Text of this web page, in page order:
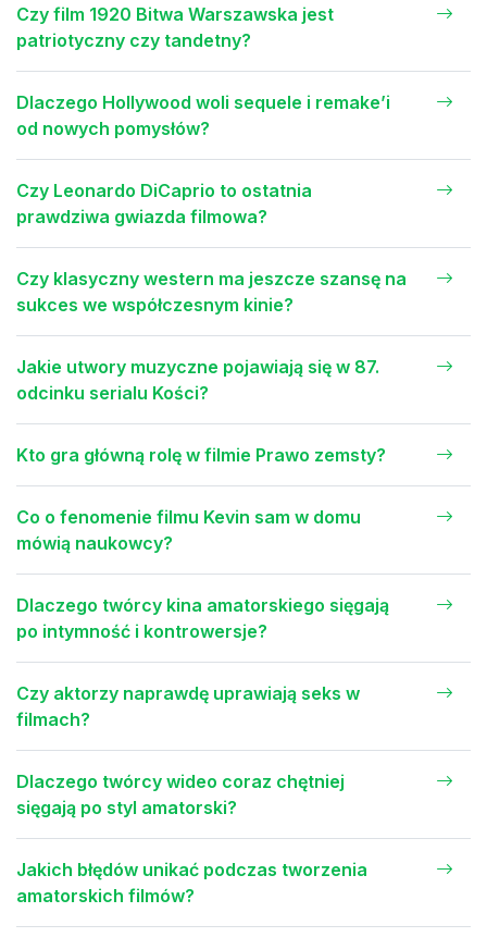
Czy film 1920 Bitwa Warszawska jest
patriotyczny czy tandetny?
Dlaczego Hollywood woli sequele i remake’i
od nowych pomysłów?
Czy Leonardo DiCaprio to ostatnia
prawdziwa gwiazda filmowa?
Czy klasyczny western ma jeszcze szansę na
sukces we współczesnym kinie?
Jakie utwory muzyczne pojawiają się w 87.
odcinku serialu Kości?
Kto gra główną rolę w filmie Prawo zemsty?
Co o fenomenie filmu Kevin sam w domu
mówią naukowcy?
Dlaczego twórcy kina amatorskiego sięgają
po intymność i kontrowersje?
Czy aktorzy naprawdę uprawiają seks w
filmach?
Dlaczego twórcy wideo coraz chętniej
sięgają po styl amatorski?
Jakich błędów unikać podczas tworzenia
amatorskich filmów?